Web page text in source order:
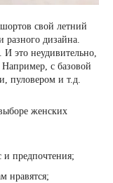
свой летний
разного дизайна.
это неудивительно,
с базовой
пуловером и т.д.
женских
и предпочтения;
нравятся;